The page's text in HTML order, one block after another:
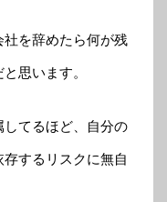
を辞めたら何が残
思います。
てるほど、自分の
するリスクに無自